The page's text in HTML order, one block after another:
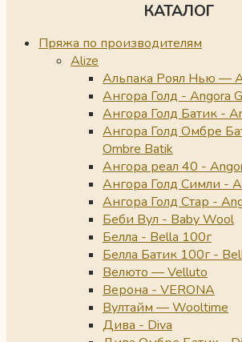
КАТАЛОГ
Пряжа по производителям
Alize
Альпака Роял Нью —
Ангора Голд - Angora
Ангора Голд Батик -
Ангора Голд Омбре
Ombre Batik
Ангора реал 40 -
Ангора Голд Симли -
Ангора Голд Стар -
Беби Вул - Baby Wool
Белла - Bella 100г
Белла Батик 100г -
Велюто — Velluto
Верона - VERONA
Вултайм — Wooltime
Дива - Diva